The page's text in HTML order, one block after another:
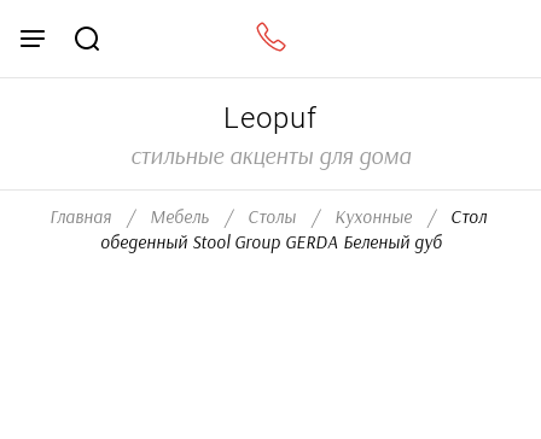
Leopuf
стильные акценты для дома
Главная / Мебель / Столы / Кухонные /
  Стол
обеденный Stool Group GERDA Беленый дуб